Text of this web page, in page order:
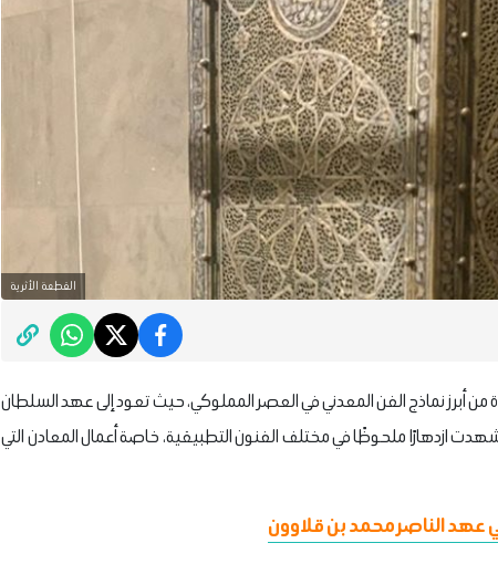
القطعة الأثرية
أبرز نماذج الفن المعدني في العصر المملوكي، حيث تعود إلى عهد السلطان
ازدهارًا ملحوظًا في مختلف الفنون التطبيقية، خاصة أعمال المعادن التي
عهد الناصر محمد بن قلاوون